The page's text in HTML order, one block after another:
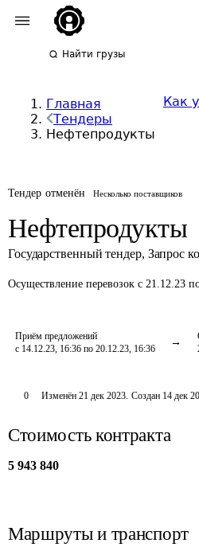
Найти грузы
Главная
Тендеры
Нефтепродукты
Как
Тендер отменён Несколько поставщиков
Нефтепродукты
Государственный тендер, Запрос
Осуществление перевозок с 21.12.23
Приём предложений
с 14.12.23, 16:36 по 20.12.23, 16:36
0 Изменён 21 дек 2023. Создан 14 дек
Стоимость контракта
5 943 840
Маршруты и транспорт